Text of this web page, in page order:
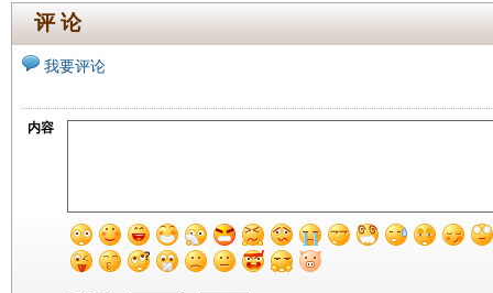
评 论
我要评论
内容